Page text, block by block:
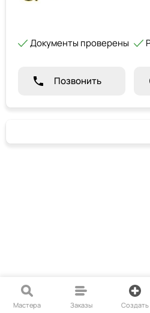
Документы проверены
Позвонить
Мастера Заказы Создать